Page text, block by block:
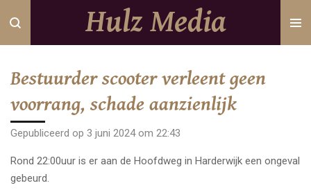
Ga
direct
hoofdinhoud
Hulz Media
Bestuurder scooter verleent geen
voorrang, schade aanzienlijk
Gepubliceerd op 3 juni 2024 om 22:43
Rond 22:00uur is er aan de Hoofdweg in Harderwijk een ongeval
gebeurd.